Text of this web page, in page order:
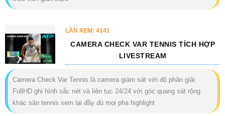
LẦN XEM: 4141
CAMERA CHECK VAR TENNIS TÍCH HỢP
LIVESTREAM
Camera Check Var Tennis là camera giám sát với độ phân giải
FullHD ghi hình sắc nét và liên tục 24/24 với góc quang sát rộng
khác sân tennis xem lại đầy đủ mọi pha highlight